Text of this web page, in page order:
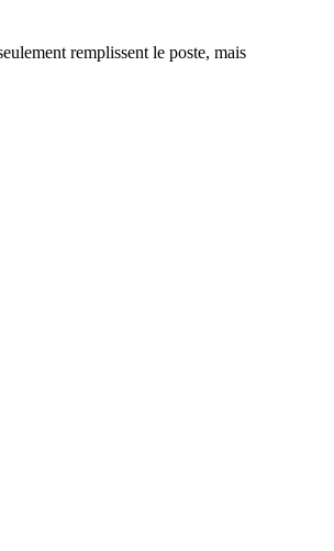
remplissent le poste, mais